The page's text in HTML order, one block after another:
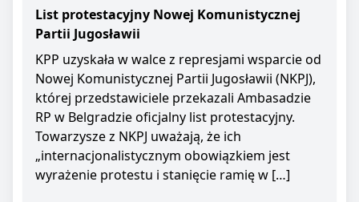
List protestacyjny Nowej Komunistycznej
Partii Jugosławii
KPP uzyskała w walce z represjami wsparcie od
Nowej Komunistycznej Partii Jugosławii (NKPJ),
której przedstawiciele przekazali Ambasadzie
RP w Belgradzie oficjalny list protestacyjny.
Towarzysze z NKPJ uważają, że ich
„internacjonalistycznym obowiązkiem jest
wyrażenie protestu i stanięcie ramię w […]